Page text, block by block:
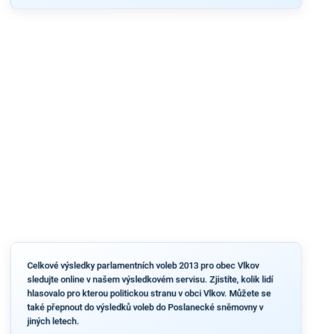
Celkové výsledky parlamentních voleb 2013 pro obec Vlkov
sledujte online v našem výsledkovém servisu. Zjistíte, kolik lidí
hlasovalo pro kterou politickou stranu v obci Vlkov. Můžete se
také přepnout do výsledků voleb do Poslanecké sněmovny v
jiných letech.